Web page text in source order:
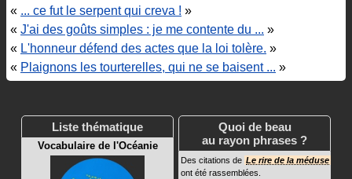
« ... ce fut le serpent qui creva ! »
« J'ai des goûts simples : je me contente du ... »
« L'honneur défend des actes que la loi tolère. »
« Plaignons les tourterelles, qui ne se baisent ... »
Liste thématique
Vocabulaire de l'Océanie
Quoi de beau
au rayon phrases ?
Des citations de Le rire de la méduse
ont été rassemblées.